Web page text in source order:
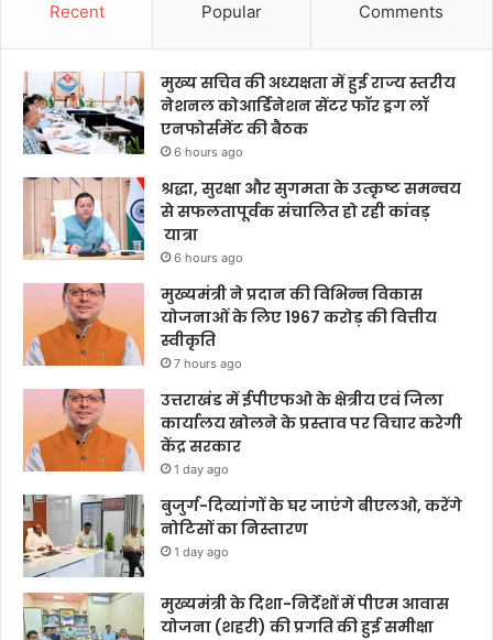
Recent Popular Comments
मुख्य सचिव की अध्यक्षता में हुई राज्य स्तरीय
नेशनल कोआर्डिनेशन सेंटर फॉर ड्रग लॉ
एनफोर्समेंट की बैठक
6 hours ago
श्रद्धा, सुरक्षा और सुगमता के उत्कृष्ट समन्वय
से सफलतापूर्वक संचालित हो रही कांवड़
यात्रा
6 hours ago
मुख्यमंत्री ने प्रदान की विभिन्न विकास
योजनाओं के लिए 1967 करोड़ की वित्तीय
स्वीकृति
7 hours ago
उत्तराखंड में ईपीएफओ के क्षेत्रीय एवं जिला
कार्यालय खोलने के प्रस्ताव पर विचार करेगी
केंद्र सरकार
1 day ago
बुजुर्ग-दिव्यांगों के घर जाएंगे बीएलओ, करेंगे
नोटिसों का निस्तारण
1 day ago
मुख्यमंत्री के दिशा-निर्देशों में पीएम आवास
योजना (शहरी) की प्रगति की हुई समीक्षा